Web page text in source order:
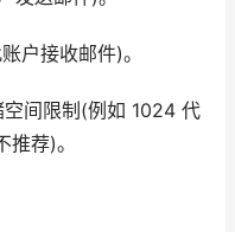
户接收邮件)。
间限制(例如 1024 代
荐)。